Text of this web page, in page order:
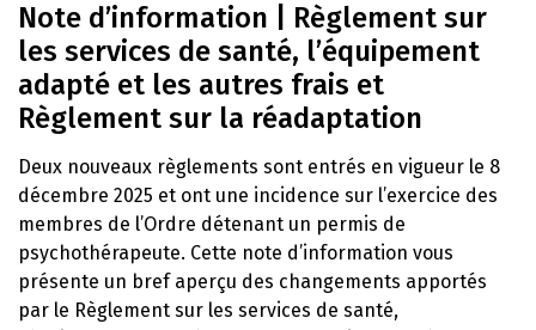
Note d’information | Règlement sur
les services de santé, l’équipement
adapté et les autres frais et
Règlement sur la réadaptation
Deux nouveaux règlements sont entrés en vigueur le 8
décembre 2025 et ont une incidence sur l’exercice des
membres de l’Ordre détenant un permis de
psychothérapeute. Cette note d’information vous
présente un bref aperçu des changements apportés
par le Règlement sur les services de santé,